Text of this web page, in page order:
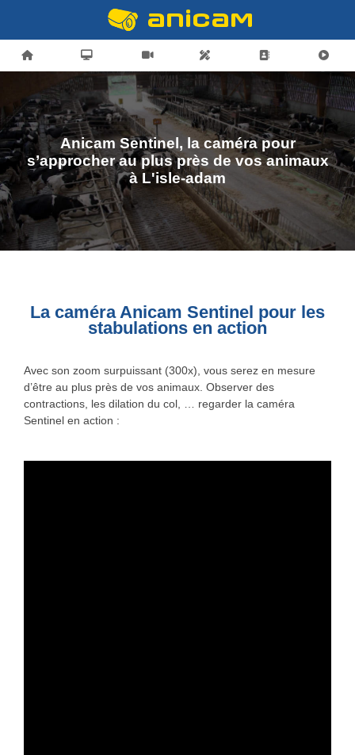
Anicam Sentinel, la caméra pour
s’approcher au plus près de vos animaux
à L'isle-adam
La caméra Anicam Sentinel pour les
stabulations en action
Avec son zoom surpuissant (300x), vous serez en mesure
d’être au plus près de vos animaux. Observer des
contractions, les dilation du col, … regarder la caméra
Sentinel en action :